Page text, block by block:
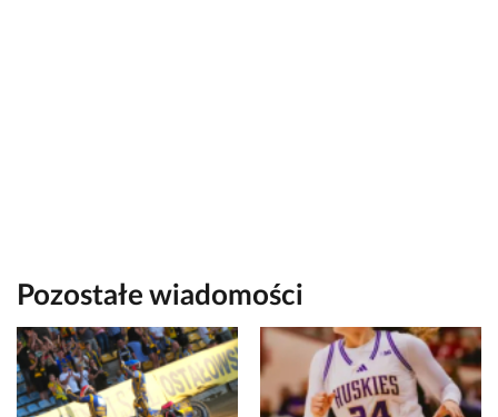
Pozostałe wiadomości